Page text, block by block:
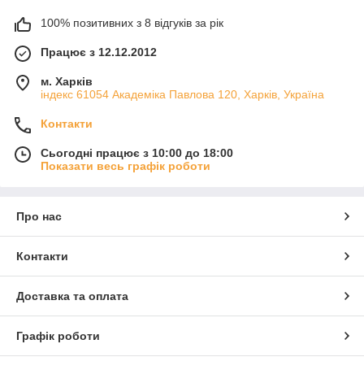
100% позитивних з 8 відгуків за рік
Працює з 12.12.2012
м. Харків
індекс 61054 Академіка Павлова 120, Харків, Україна
Контакти
Сьогодні працює з 10:00 до 18:00
Показати весь графік роботи
Про нас
Контакти
Доставка та оплата
Графік роботи